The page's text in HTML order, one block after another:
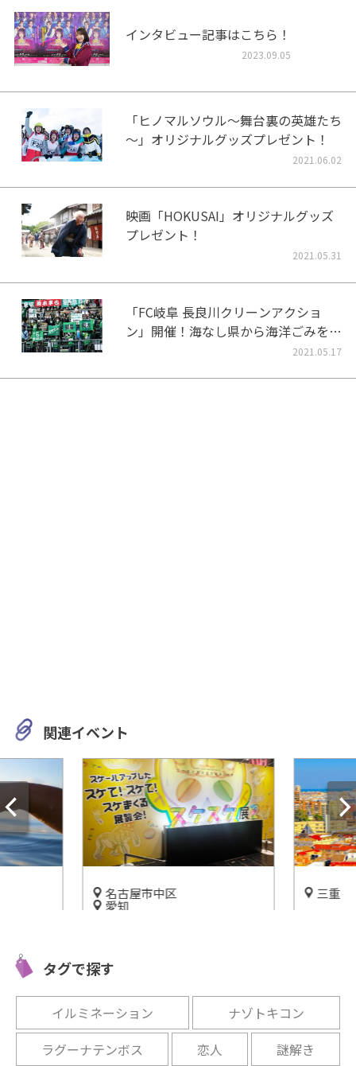
インタビュー記事はこちら！
2023.09.05
「ヒノマルソウル～舞台裏の英雄たち
～」オリジナルグッズプレゼント！
2021.06.02
映画「HOKUSAI」オリジナルグッズ
プレゼント！
2021.05.31
「FC岐阜 長良川クリーンアクショ
ン」開催！海なし県から海洋ごみをな
2021.05.17
関連イベント
名古屋市中区
愛知
ＦＵＪＩなごや科学館で開催
三重
タグで探す
イルミネーション
ナゾトキコン
ラグーナテンボス
恋人 謎解き